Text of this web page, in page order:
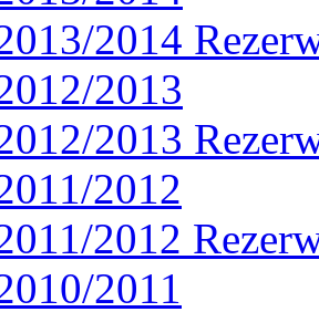
2014
2013
2013
2012
2012
2011